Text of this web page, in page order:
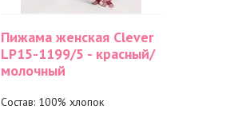
Пижама женская Clever
LP15-1199/5 - красный/
молочный
Состав: 100% хлопок